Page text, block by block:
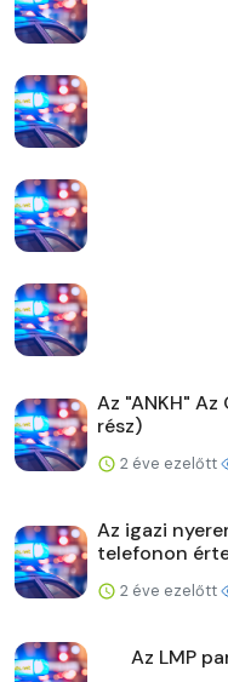
Az "ANKH" Az
rész)
2 éve ezelőtt
Az igazi
telefonon
2 éve ezelőtt
Az LMP